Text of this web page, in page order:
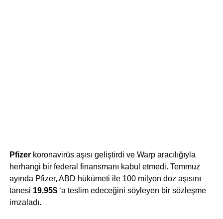
Pfizerkoronavirüs aşısı geliştirdi ve Warp aracılığıyla
herhangi bir federal finansmanı kabul etmedi. Temmuz
ayında Pfizer, ABD hükümeti ile 100 milyon doz aşısını
tanesi 19.95$ ‘a teslim edeceğini söyleyen bir sözleşme
imzaladı.